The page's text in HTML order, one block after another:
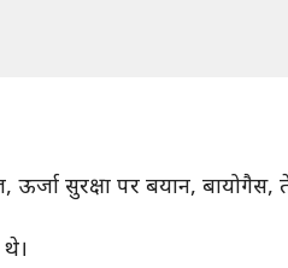
ऊर्जा सुरक्षा पर बयान,